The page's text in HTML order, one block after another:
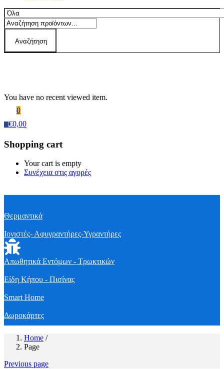
Αναζήτηση
You have no recent viewed item.
0
€0,00
Shopping cart
Your cart is empty
Συνέχεια στις αγορές
Θερμαντικά
Ιονιστές- Αφυγραντήρες-Υγραντήρες
Απωθητικά Εντόμων - Τρωκτικών
Είδη Κήπου - Πισίνας
Smart Home
Δωροκάρτες
Home /
Page
Previous page